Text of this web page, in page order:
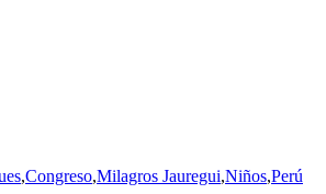
,Congreso,Milagros Jauregui,Niños,Perú